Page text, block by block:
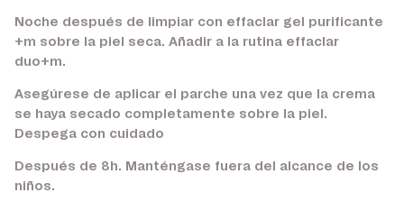
Noche después de limpiar con effaclar gel purificante
+m sobre la piel seca. Añadir a la rutina effaclar
duo+m.
Asegúrese de aplicar el parche una vez que la crema
se haya secado completamente sobre la piel.
Despega con cuidado
Después de 8h. Manténgase fuera del alcance de los
niños.